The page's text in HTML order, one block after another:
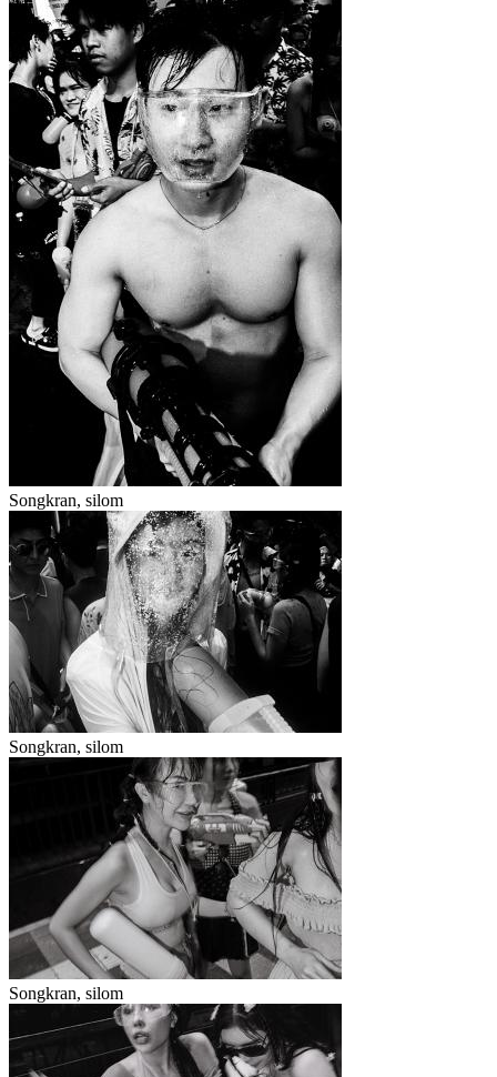
Songkran, silom
Songkran, silom
Songkran, silom